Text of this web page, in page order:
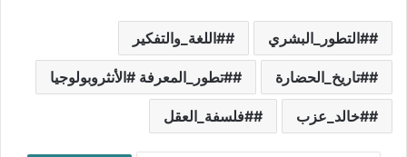
#التطور_البشري #اللغة_والتفكير
#تاريخ_الحضارة #تطور_المعرفة #الأنثروبولوجيا
#خالد_عزب #فلسفة_العقل